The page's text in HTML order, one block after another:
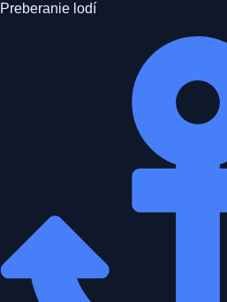
Preberanie lodí